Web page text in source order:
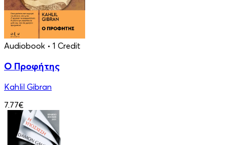
Audiobook • 1 Credit
Ο Προφήτης
Kahlil Gibran
7.77€